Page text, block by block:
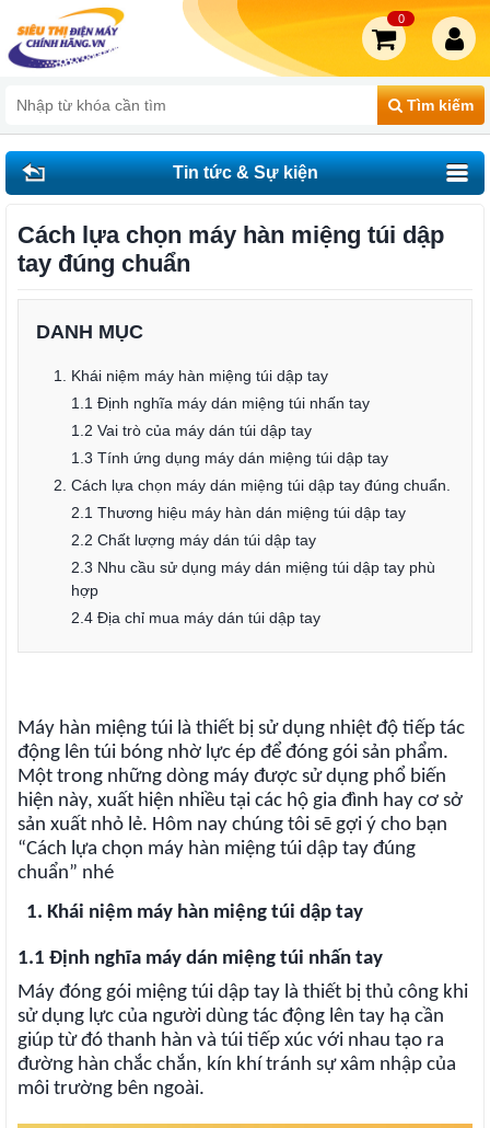
Tìm kiếm
0
Tin tức & Sự kiện
Cách lựa chọn máy hàn miệng túi dập
tay đúng chuẩn
DANH MỤC
1. Khái niệm máy hàn miệng túi dập tay
1.1 Định nghĩa máy dán miệng túi nhấn tay
1.2 Vai trò của máy dán túi dập tay
1.3 Tính ứng dụng máy dán miệng túi dập tay
2. Cách lựa chọn máy dán miệng túi dập tay đúng chuẩn.
2.1 Thương hiệu máy hàn dán miệng túi dập tay
2.2 Chất lượng máy dán túi dập tay
2.3 Nhu cầu sử dụng máy dán miệng túi dập tay phù
hợp
2.4 Địa chỉ mua máy dán túi dập tay
Máy hàn miệng túi là thiết bị sử dụng nhiệt độ tiếp tác
động lên túi bóng nhờ lực ép để đóng gói sản phẩm.
Một trong những dòng máy được sử dụng phổ biến
hiện này, xuất hiện nhiều tại các hộ gia đình hay cơ sở
sản xuất nhỏ lẻ. Hôm nay chúng tôi sẽ gợi ý cho bạn
“Cách lựa chọn máy hàn miệng túi dập tay đúng
chuẩn” nhé
1. Khái niệm máy hàn miệng túi dập tay
1.1 Định nghĩa máy dán miệng túi nhấn tay
Máy đóng gói miệng túi dập tay là thiết bị thủ công khi
sử dụng lực của người dùng tác động lên tay hạ cần
giúp từ đó thanh hàn và túi tiếp xúc với nhau tạo ra
đường hàn chắc chắn, kín khí tránh sự xâm nhập của
môi trường bên ngoài.